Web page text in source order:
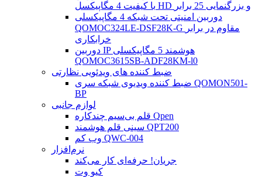
با کیفیت 4 مگاپیکسل HD و بزرگنمایی 25 برابر
دوربین امنیتی تحت شبکه 4 مگاپیکسلی
QOMOC324LE-DSF28K-G مقاوم در برابر
خرابکاری
دوربین IP هوشمند 5 مگاپیکسلی
QOMOC3615SB-ADF28KM-l0
ضبط کننده های ویدئویی نظارتی
ضبط کننده ویدیوی شبکه سری QOMON501-
BP
لوازم جانبی
قلم بی‌سیم چندکاره Qpen
سینی قلم هوشمند QPT200
وب کم QWC-004
نرم‌افزار
جریان! حرفه‌ای کار می‌کند
کیو وت